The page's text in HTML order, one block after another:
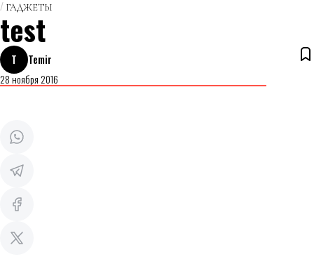
ГАДЖЕТЫ
test
T
Temir
28 ноября 2016